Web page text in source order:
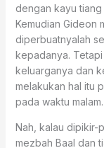
dengan kayu
Kemudian Gideon
diperbuatnyalah
kepadanya.
keluarganya dan
melakukan hal itu
pada waktu malam.
Nah, kalau dipikir-
mezbah Baal dan